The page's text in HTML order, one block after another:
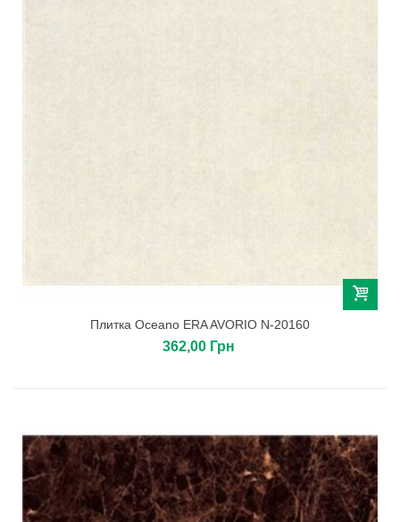
Плитка Oceano ERA AVORIO N-20160
362,00 Грн